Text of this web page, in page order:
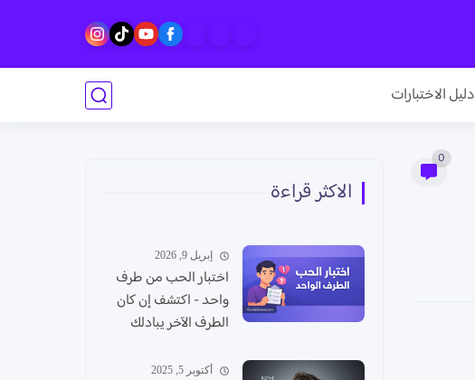
دليل الاختبارات
0
الاكثر قراءة
إبريل 9, 2026
اختبار الحب من طرف
واحد - اكتشف إن كان
الطرف الآخر يبادلك
أكتوبر 5, 2025